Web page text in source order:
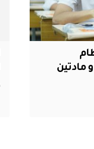
مادتين